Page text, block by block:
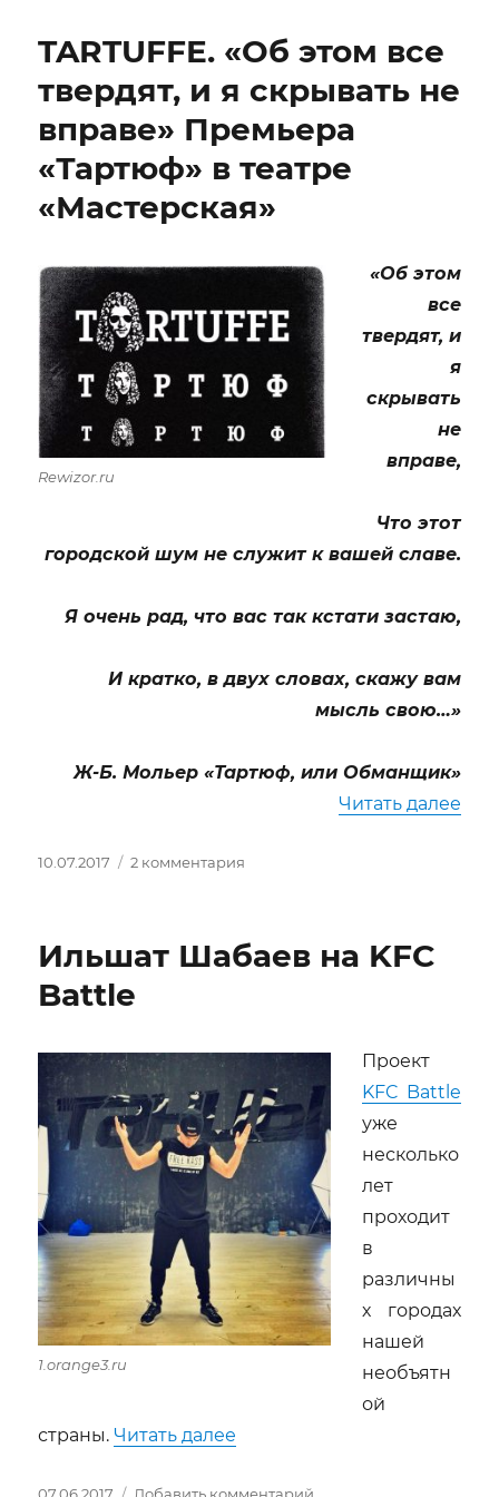
Клары»
The
Story
Of
Clara)
TARTUFFE. «Об этом все
твердят, и я скрывать не
вправе» Премьера
«Тартюф» в театре
«Мастерская»
Rewizor.ru
«Об этом
все
твердят, и
я
скрывать
не
вправе,
Что этот
городской шум не служит к вашей славе.
Я очень рад, что вас так кстати застаю,
И кратко, в двух словах, скажу вам
мысль свою…»
Ж-Б. Мольер «Тартюф, или Обманщик»
Читать далее
Опубликовано
10.07.2017 2 комментария
этом
скрывать
не
вправе»
Премьера
«Тартюф»
театре
«Мастерская»
Ильшат Шабаев на KFC
Battle
1.orange3.ru
Проект
KFC Battle
уже
несколько
лет
проходит
в
различны
х городах
нашей
необъятн
ой
страны. Читать далее
Опубликовано